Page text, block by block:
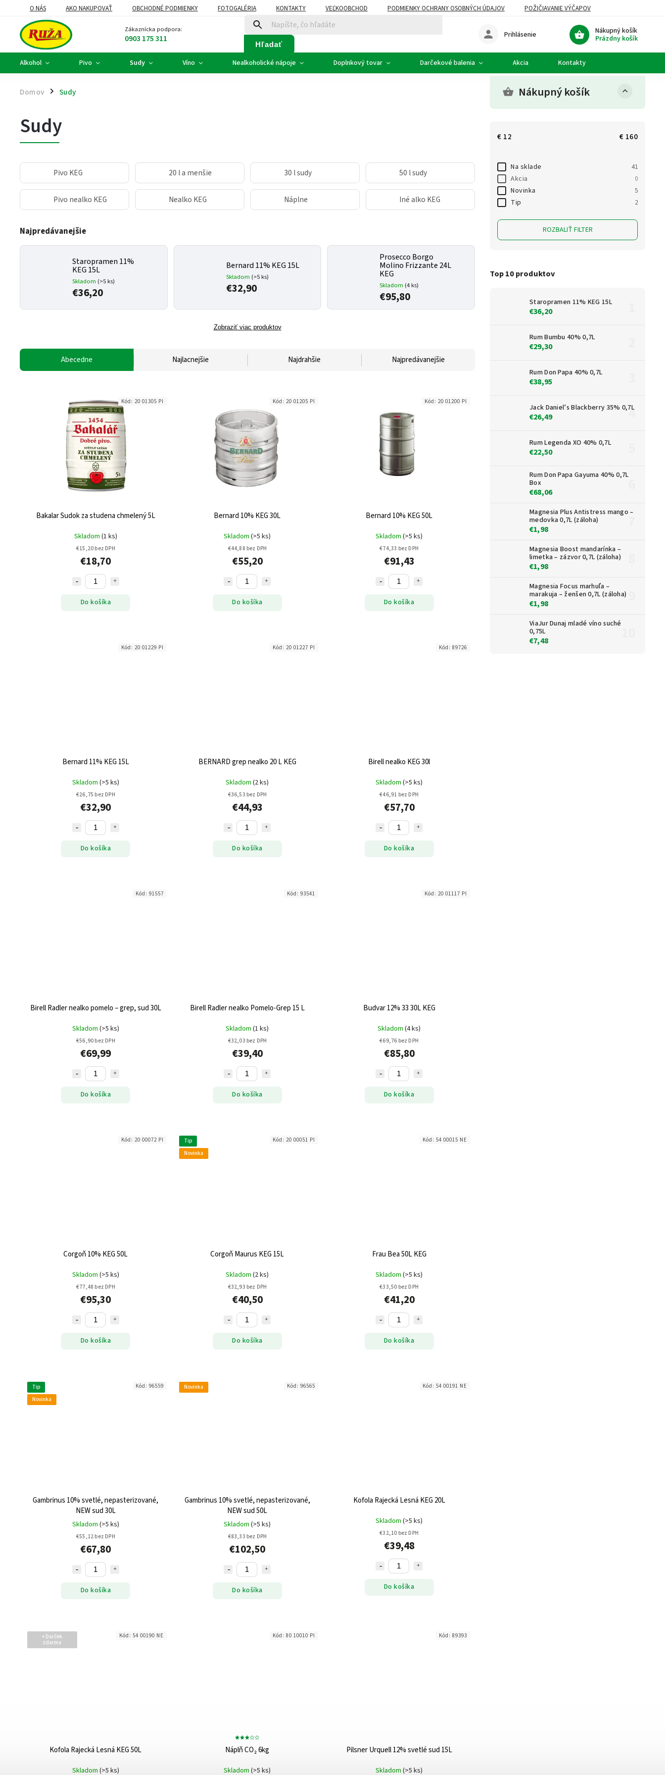
O NÁS AKO NAKUPOVAŤ OBCHODNÉ PODMIENKY FOTOGALÉRIA KONTAKTY VEĽKOOBCHOD PODMIENKY OCHRANY OSOBNÝCH ÚDAJOV
POŽIČIAVANIE VÝČAPOV
DARČEKOVÉ KOŠE A FIREMNÉ DARČEKY
SVADOBNÉ VÍNO - ETIKETY
PLÁN ROZVOZU
Zákaznícka podpora:
0903 175 311 Hľadať
Nákupný košík
Prázdny košík
Prihlásenie
Alkohol Pivo Sudy Víno Nealkoholické nápoje Doplnkový tovar Darčekové balenia Akcia Kontakty
Domov / Sudy Nákupný košík
€ 12 € 160
Na sklade 41
Akcia 0
Novinka 5
Tip 2
ROZBALIŤ FILTER
Top 10 produktov
Staropramen 11% KEG 15L
€36,20
Rum Bumbu 40% 0,7L
€29,30
Rum Don Papa 40% 0,7L
€38,95
Jack Daniel’s Blackberry 35% 0,7L
€26,49
Rum Legenda XO 40% 0,7L
€22,50
Rum Don Papa Gayuma 40% 0,7L
Box
€68,06
Magnesia Plus Antistress mango –
medovka 0,7L (záloha)
€1,98
Magnesia Boost mandarínka –
limetka – zázvor 0,7L (záloha)
€1,98
Magnesia Focus marhuľa –
marakuja – ženšen 0,7L (záloha)
€1,98
ViaJur Dunaj mladé víno suché
0,75L
€7,48
Sudy
Pivo KEG 20 l a menšie 30 l sudy 50 l sudy
Pivo nealko KEG Nealko KEG Náplne Iné alko KEG
Najpredávanejšie
Staropramen 11%
KEG 15L
Skladom (>5 ks)
€36,20
Bernard 11% KEG 15L
Skladom (>5 ks)
€32,90
Prosecco Borgo
Molino Frizzante 24L
KEG
Skladom (4 ks)
€95,80
Zobraziť viac produktov
Abecedne Najlacnejšie Najdrahšie Najpredávanejšie
Bakalar Sudok za studena chmelený 5L
Skladom (1 ks)
€15,20 bez DPH
€18,70
Do košíka
Kód: 20 01305 PI
Bernard 10% KEG 30L
Skladom(>5 ks)
€44,88 bez DPH
€55,20
Do košíka
Kód:20 01205 PI
Bernard 10% KEG 50L
Skladom(>5 ks)
€74,33 bez DPH
€91,43
Do košíka
Kód: 20 01200 PI
Bernard 11% KEG 15L
Skladom (>5 ks)
€26,75 bez DPH
€32,90
Do košíka
Kód: 20 01229 PI
BERNARD grep nealko 20 L KEG
Skladom(2 ks)
€36,53 bez DPH
€44,93
Do košíka
Kód:20 01227 PI
Birell nealko KEG 30l
Skladom(>5 ks)
€46,91 bez DPH
€57,70
Do košíka
Kód: 89726
Birell Radler nealko pomelo – grep, sud 30L
Skladom (>5 ks)
€56,90 bez DPH
€69,99
Do košíka
Kód: 91557
Birell Radler nealko Pomelo-Grep 15 L
Skladom(1 ks)
€32,03 bez DPH
€39,40
Do košíka
Kód:93541
Budvar 12% 33 30L KEG
Skladom(4 ks)
€69,76 bez DPH
€85,80
Do košíka
Kód: 20 01117 PI
Corgoň 10% KEG 50L
Skladom (>5 ks)
€77,48 bez DPH
€95,30
Do košíka
Kód: 20 00072 PI
Tip
Novinka
Corgoň Maurus KEG 15L
Skladom(2 ks)
€32,93 bez DPH
€40,50
Do košíka
Kód:20 00051 PI
Frau Bea 50L KEG
Skladom(>5 ks)
€33,50 bez DPH
€41,20
Do košíka
Kód: 54 00015 NE
Tip
Novinka
Gambrinus 10% svetlé, nepasterizované,
NEW sud 30L
Skladom (>5 ks)
€55,12 bez DPH
€67,80
Do košíka
Kód: 96559 Novinka
Gambrinus 10% svetlé, nepasterizované,
NEW sud 50L
Skladom(>5 ks)
€83,33 bez DPH
€102,50
Do košíka
Kód:96565
Kofola Rajecká Lesná KEG 20L
Skladom(>5 ks)
€32,10 bez DPH
€39,48
Do košíka
Kód: 54 00191 NE
+ Darček
zdarma
Kofola Rajecká Lesná KEG 50L
Skladom (>5 ks)
Kód: 54 00190 NE
Náplň CO₂ 6kg
Skladom(>5 ks)
Kód:80 10010 PI
Pilsner Urquell 12% svetlé sud 15L
Skladom(>5 ks)
Kód: 89393